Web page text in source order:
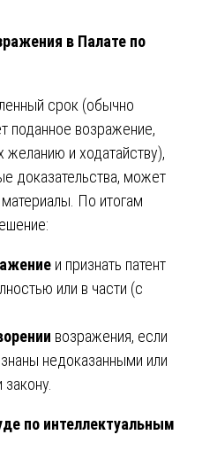
в Палате по
срок (обычно
поданное возражение,
желанию и ходатайству),
доказательства, может
По итогам
и признать патент
или в части (с
возражения, если
недоказанными или
по интеллектуальным